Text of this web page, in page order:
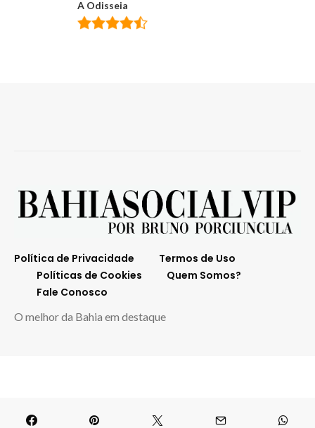
A Odisseia
Política de Privacidade
Termos de Uso
Políticas de Cookies
Quem Somos?
Fale Conosco
O melhor da Bahia em destaque